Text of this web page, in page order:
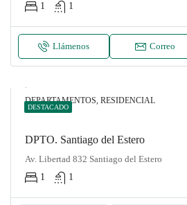
1
1
Llámenos Correo
DESTACADO
DEPARTAMENTOS, RESIDENCIAL
DPTO. Santiago del Estero
Av. Libertad 832 Santiago del Estero
1
1